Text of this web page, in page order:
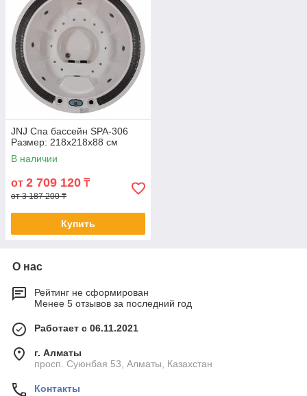
JNJ Спа бассейн SPA-306
Размер: 218x218x88 см
В наличии
от 2 709 120 ₸
от 3 187 200 ₸
Купить
О нас
Рейтинг не сформирован
Менее 5 отзывов за последний год
Работает с 06.11.2021
г. Алматы
просп. Суюнбая 53, Алматы, Казахстан
Контакты